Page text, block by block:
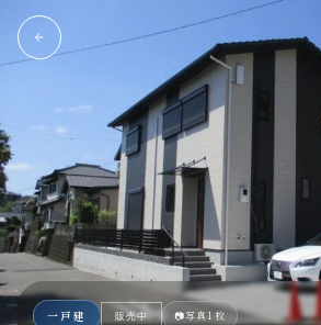
一戸建 販売中 📷写真1枚